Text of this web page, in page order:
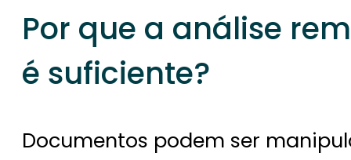
Por que a análise
é suficiente?
Documentos podem ser